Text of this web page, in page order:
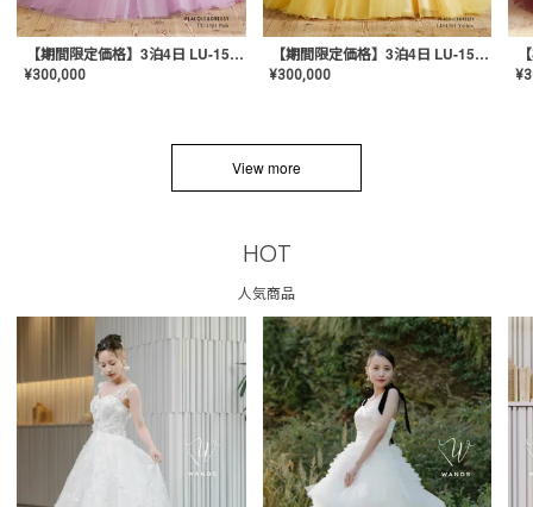
【期間限定価格】3泊4日 LU-1501(Pink)
¥300,000
【期間限定価格】3泊4日 LU-1501(Yellow)
¥300,000 ¥
View more
HOT
人気商品